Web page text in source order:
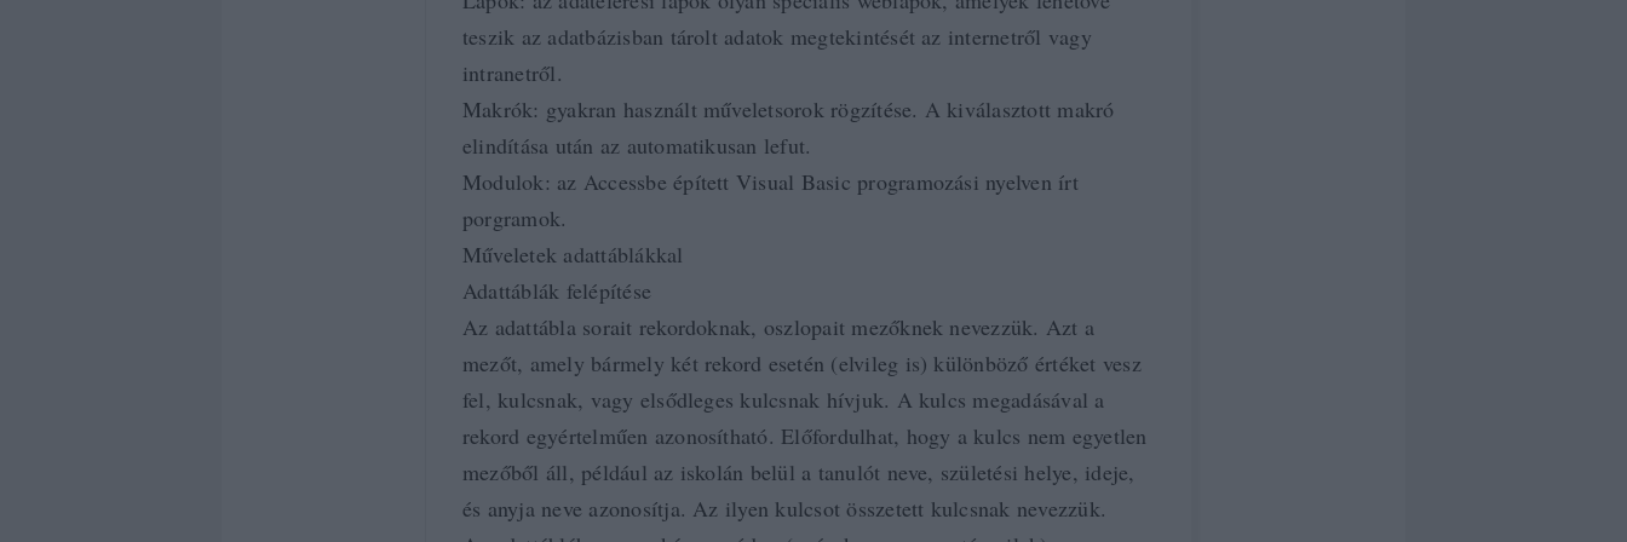
teszik az adatbázisban tárolt adatok megtekintését az internetről vagy
intranetről.
Makrók: gyakran használt műveletsorok rögzítése. A kiválasztott makró
elindítása után az automatikusan lefut.
Modulok: az Accessbe épített Visual Basic programozási nyelven írt
porgramok.
Műveletek adattáblákkal
Adattáblák felépítése
Az adattábla sorait rekordoknak, oszlopait mezőknek nevezzük. Azt a
mezőt, amely bármely két rekord esetén (elvileg is) különböző értéket vesz
fel, kulcsnak, vagy elsődleges kulcsnak hívjuk. A kulcs megadásával a
rekord egyértelműen azonosítható. Előfordulhat, hogy a kulcs nem egyetlen
mezőből áll, például az iskolán belül a tanulót neve, születési helye, ideje,
és anyja neve azonosítja. Az ilyen kulcsot összetett kulcsnak nevezzük.